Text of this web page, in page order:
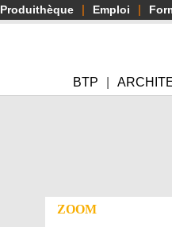
Produithèque Emploi
BTP
ZOOM